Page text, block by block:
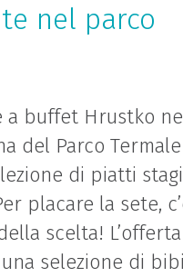
nel parco
a buffet Hrustko
del Parco
di piatti
placare la sete,
scelta! L’offerta
selezione di